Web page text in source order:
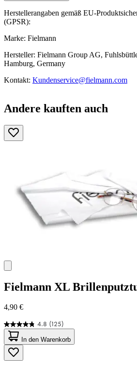
Herstellerangaben gemäß EU-
(GPSR):
Marke: Fielmann
Hersteller: Fielmann Group AG,
Hamburg, Germany
Kontakt: Kundenservice@fielmann.com
Andere kauften auch
Fielmann XL
4,90 €
4.8 (125)
4.8
von
5
Sternen.
125
In den Warenkorb